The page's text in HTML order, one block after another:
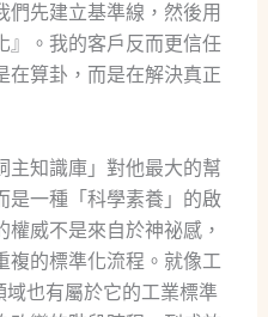
們先建立基準線，然後用
』。我的客戶反而更信任
在算卦，而是在解決真正
主知識庫」對他最大的幫
是一種「科學素養」的啟
威不是來自於神祕感，
複的標準化流程。就像工
也有屬於它的工業標準